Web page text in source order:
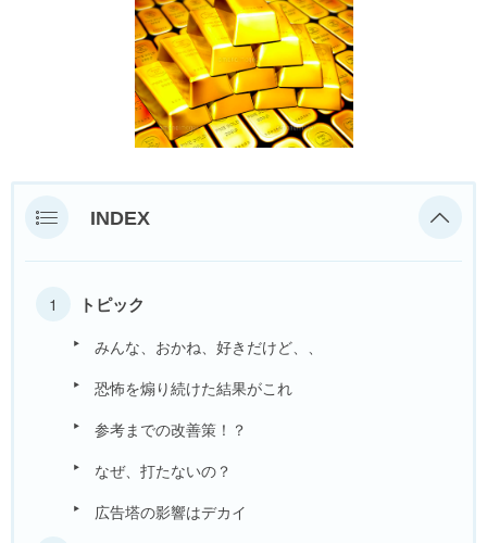
INDEX
トピック
みんな、おかね、好きだけど、、
恐怖を煽り続けた結果がこれ
参考までの改善策！？
なぜ、打たないの？
広告塔の影響はデカイ